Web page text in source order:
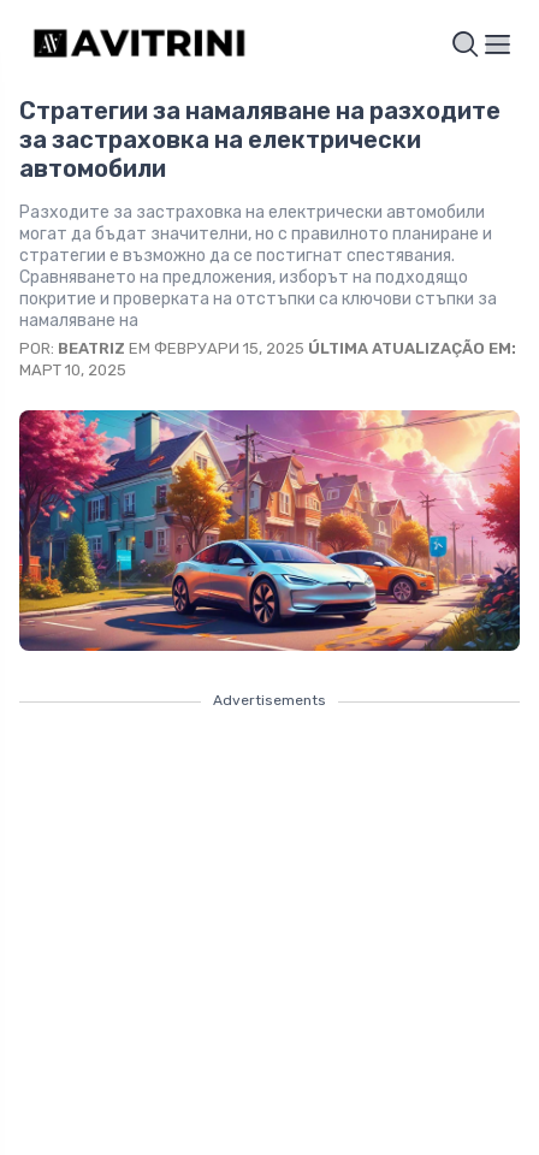
Стратегии за намаляване на разходите
за застраховка на електрически
автомобили
Разходите за застраховка на електрически автомобили
могат да бъдат значителни, но с правилното планиране и
стратегии е възможно да се постигнат спестявания.
Сравняването на предложения, изборът на подходящо
покритие и проверката на отстъпки са ключови стъпки за
намаляване на
POR: BEATRIZ EM ФЕВРУАРИ 15, 2025 ÚLTIMA ATUALIZAÇÃO EM:
МАРТ 10, 2025
Advertisements